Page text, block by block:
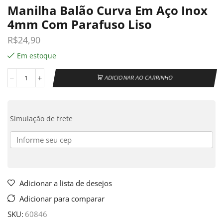
Manilha Balão Curva Em Aço Inox
4mm Com Parafuso Liso
R$24,90
Em estoque
ADICIONAR AO CARRINHO
Simulação de frete
Adicionar a lista de desejos
Adicionar para comparar
SKU: 60846